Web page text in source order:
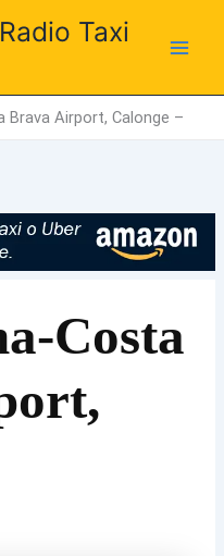
Taxi
Brava Airport, Calonge –
Costa